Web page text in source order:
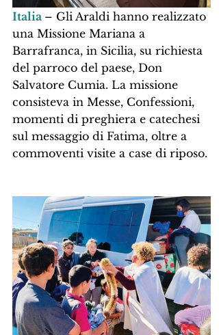
Italia – Gli Araldi hanno realizzato
una Missione Mariana a
Barrafranca, in Sicilia, su richiesta
del parroco del paese, Don
Salvatore Cumia. La missione
consisteva in Messe, Confessioni,
momenti di preghiera e catechesi
sul messaggio di Fatima, oltre a
commoventi visite a case di riposo.